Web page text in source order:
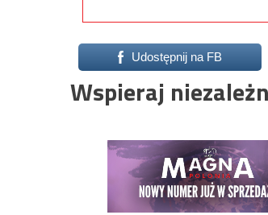
Udostępnij na FB
Wspieraj